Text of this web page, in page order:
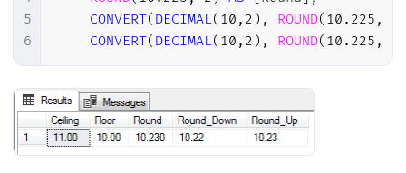
5
6
CONVERT( DECIMAL( 10 , 2 ) , ROUND( 10.225 ,
CONVERT( DECIMAL( 10 , 2 ) , ROUND( 10.225 ,